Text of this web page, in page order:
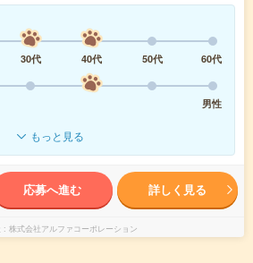
30代 40代 50代
60代
男性
もっと見る
応募へ進む 詳しく見る
株式会社アルファコーポレーション